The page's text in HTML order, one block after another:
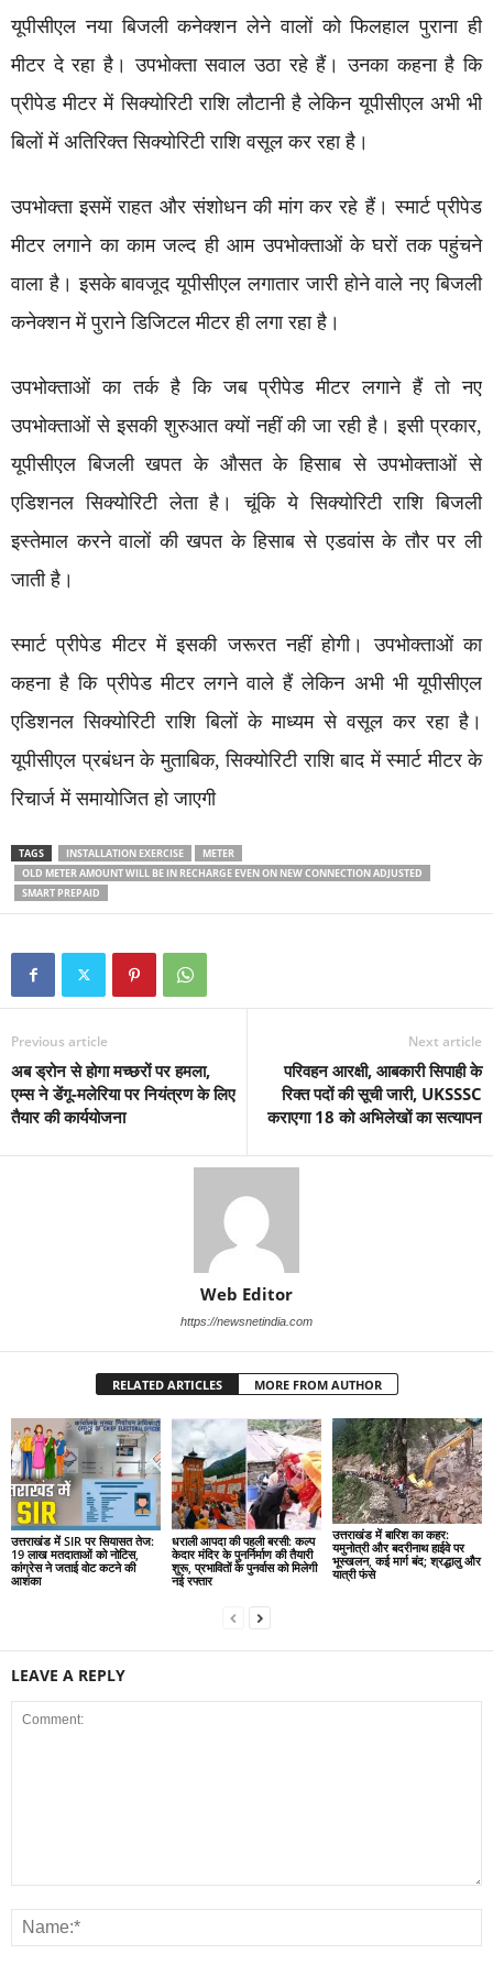
यूपीसीएल नया बिजली कनेक्शन लेने वालों को फिलहाल पुराना ही
मीटर दे रहा है। उपभोक्ता सवाल उठा रहे हैं। उनका कहना है कि
प्रीपेड मीटर में सिक्योरिटी राशि लौटानी है लेकिन यूपीसीएल अभी भी
बिलों में अतिरिक्त सिक्योरिटी राशि वसूल कर रहा है।
उपभोक्ता इसमें राहत और संशोधन की मांग कर रहे हैं। स्मार्ट प्रीपेड
मीटर लगाने का काम जल्द ही आम उपभोक्ताओं के घरों तक पहुंचने
वाला है। इसके बावजूद यूपीसीएल लगातार जारी होने वाले नए बिजली
कनेक्शन में पुराने डिजिटल मीटर ही लगा रहा है।
उपभोक्ताओं का तर्क है कि जब प्रीपेड मीटर लगाने हैं तो नए
उपभोक्ताओं से इसकी शुरुआत क्यों नहीं की जा रही है। इसी प्रकार,
यूपीसीएल बिजली खपत के औसत के हिसाब से उपभोक्ताओं से
एडिशनल सिक्योरिटी लेता है। चूंकि ये सिक्योरिटी राशि बिजली
इस्तेमाल करने वालों की खपत के हिसाब से एडवांस के तौर पर ली
जाती है।
स्मार्ट प्रीपेड मीटर में इसकी जरूरत नहीं होगी। उपभोक्ताओं का
कहना है कि प्रीपेड मीटर लगने वाले हैं लेकिन अभी भी यूपीसीएल
एडिशनल सिक्योरिटी राशि बिलों के माध्यम से वसूल कर रहा है।
यूपीसीएल प्रबंधन के मुताबिक, सिक्योरिटी राशि बाद में स्मार्ट मीटर के
रिचार्ज में समायोजित हो जाएगी
TAGS INSTALLATION EXERCISE
METER
OLD METER AMOUNT WILL BE IN RECHARGE EVEN ON NEW CONNECTION ADJUSTED
SMART PREPAID
Previous article
अब ड्रोन से होगा मच्छरों पर हमला,
एम्स ने डेंगू-मलेरिया पर नियंत्रण के लिए
तैयार की कार्ययोजना
Next article
परिवहन आरक्षी, आबकारी सिपाही के
रिक्त पदों की सूची जारी, UKSSSC
कराएगा 18 को अभिलेखों का सत्यापन
Web Editor
https://newsnetindia.com
RELATED ARTICLES MORE FROM AUTHOR
उत्तराखंड में SIR पर सियासत तेज:
19 लाख मतदाताओं को नोटिस,
कांग्रेस ने जताई वोट कटने की
आशंका
धराली आपदा की पहली बरसी: कल्प
केदार मंदिर के पुनर्निर्माण की तैयारी
शुरू, प्रभावितों के पुनर्वास को मिलेगी
नई रफ्तार
उत्तराखंड में बारिश का कहर:
यमुनोत्री और बदरीनाथ हाईवे पर
भूस्खलन, कई मार्ग बंद; श्रद्धालु और
यात्री फंसे
LEAVE A REPLY